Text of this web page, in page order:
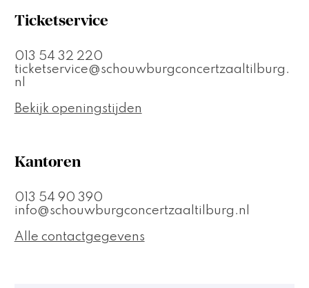
Ticketservice
013 54 32 220
ticketservice@schouwburgconcertzaaltilburg.
nl
Bekijk openingstijden
Kantoren
013 54 90 390
info@schouwburgconcertzaaltilburg.nl
Alle contactgegevens